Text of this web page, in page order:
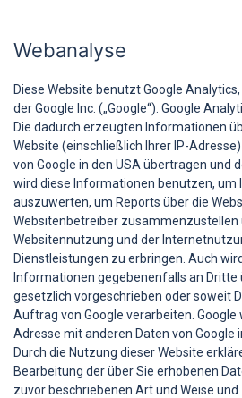
Webanalyse
Diese Website benutzt Google
der Google Inc. („Google“). Google
Die dadurch erzeugten Informationen
Website (einschließlich Ihrer IP-
von Google in den USA übertragen und
wird diese Informationen benutzen, um
auszuwerten, um Reports über die
Websitenbetreiber
Websitennutzung und der
Dienstleistungen zu erbringen. Auch
Informationen gegebenenfalls an
gesetzlich vorgeschrieben oder soweit
Auftrag von Google verarbeiten. Google
Adresse mit anderen Daten von Google
Durch die Nutzung dieser Website
Bearbeitung der über Sie erhobenen
zuvor beschriebenen Art und Weise